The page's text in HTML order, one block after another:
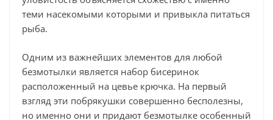
теми насекомыми которыми и привыкла питаться
рыба.
Одним из важнейших элементов для любой
безмотылки является набор бисеринок
расположенный на цевье крючка. На первый
взгляд эти побрякушки совершенно бесполезны,
но именно они и придают безмотылке особенный